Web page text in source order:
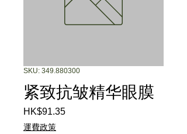
SKU: 349.880300
紧致抗皱精华眼膜
HK$91.35Price
運費政策